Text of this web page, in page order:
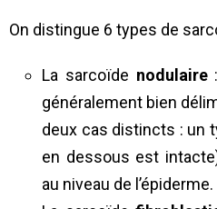
On distingue 6 types de
La sarcoïde nodulaire:
généralement bien
deux cas distincts : un
en dessous est
au niveau de l’épiderme.